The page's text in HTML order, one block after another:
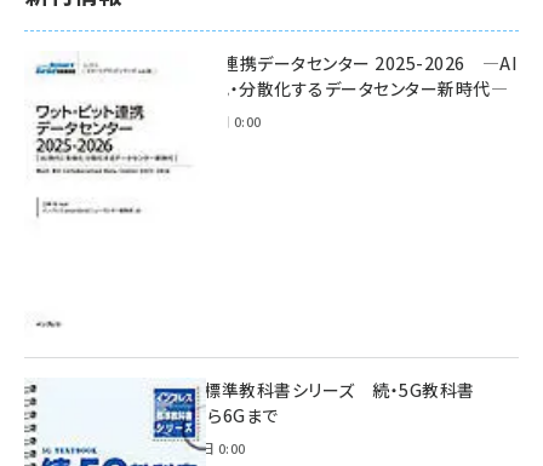
ワット・ビット連携データセンター 2025-2026 ―AI
時代に多様化・分散化するデータセンター新時代―
2025年11月28日 0:00
インプレス標準教科書シリーズ 続・5G教科書
NSA/SAから6Gまで
2023年4月3日 0:00